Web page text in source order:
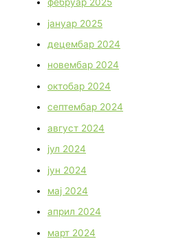
фебруар 2025
јануар 2025
децембар 2024
новембар 2024
октобар 2024
септембар 2024
август 2024
јул 2024
јун 2024
мај 2024
април 2024
март 2024